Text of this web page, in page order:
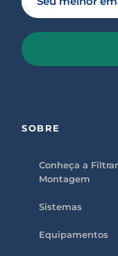
s
e
SOBRE
Conheça a
Montagem
Sistemas
Equipamentos